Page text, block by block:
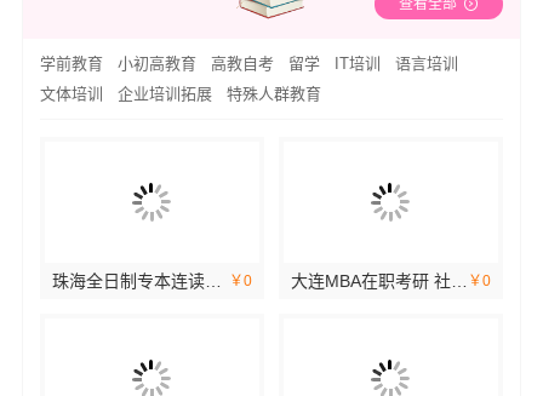
查看全部
学前教育 小初高教育 高教自考 留学 IT培训
语言培训
文体培训
企业培训拓展 特殊人群教育
珠海全日制专本连读专科学校招生简章-北京理工大学珠海学院继教院 ￥0 大连MBA在职考研 社科赛斯MBA考研辅导领先品牌 ￥0